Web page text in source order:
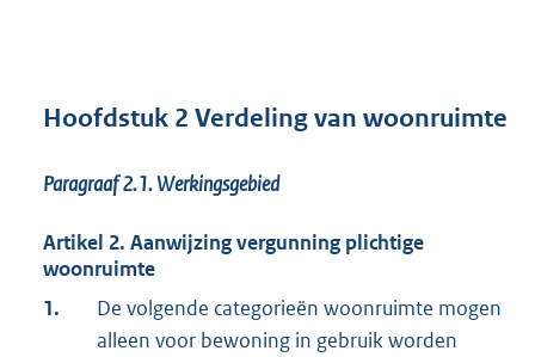
Hoofdstuk 2 Verdeling van woonruimte
Paragraaf 2.1.Werkingsgebied
Artikel 2. Aanwijzing vergunning plichtige
woonruimte
1.
De volgende categorieën woonruimte mogen
alleen voor bewoning in gebruik worden